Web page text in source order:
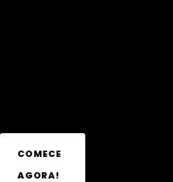
COMECE
AGORA!